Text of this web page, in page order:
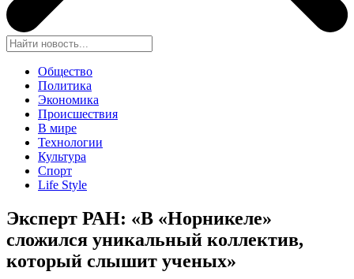
Общество
Политика
Экономика
Происшествия
В мире
Технологии
Культура
Спорт
Life Style
Эксперт РАН: «В «Норникеле»
сложился уникальный коллектив,
который слышит ученых»